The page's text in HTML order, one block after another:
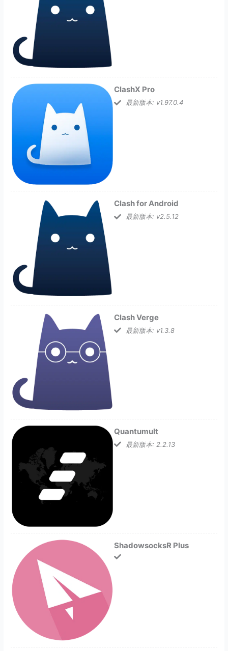
ClashX Pro
最新版本: v1.97.0.4
Clash for Android
最新版本: v2.5.12
Clash Verge
最新版本: v1.3.8
Quantumult
最新版本: 2.2.13
ShadowsocksR Plus